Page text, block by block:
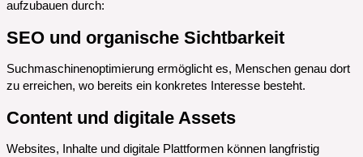
aufzubauen durch:
SEO und organische Sichtbarkeit
Suchmaschinenoptimierung ermöglicht es, Menschen genau dort
zu erreichen, wo bereits ein konkretes Interesse besteht.
Content und digitale Assets
Websites, Inhalte und digitale Plattformen können langfristig